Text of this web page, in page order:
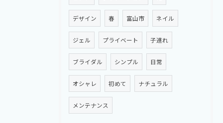
デザイン 春 富山市 ネイル
ジェル プライベート 子連れ
ブライダル シンプル 日常
オシャレ 初めて ナチュラル
メンテナンス